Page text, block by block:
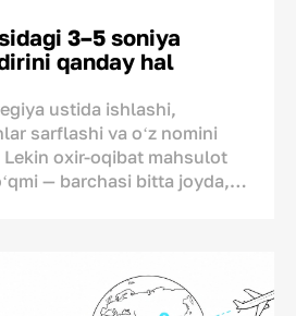
oʻrtacha 47 foizgina
Bundan koʻpchilik brendlar
ortiq oʻzgartirib
kelish mumkin.
“oldin” va
koʻrsatkichlar
boʻlmasa, byudjet bekorga
3–5 soniya
qanday hal
ustida ishlashi,
sarflashi va oʻz nomini
oxir-oqibat mahsulot
— barchasi bitta joyda,
Bu muloqot uchun esa
soniya vaqt bor, xolos.